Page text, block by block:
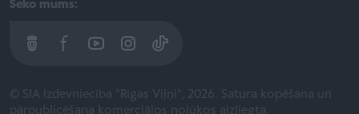
Seko mums:
© SIA Izdevniecība "Rīgas Viļņi", 2026. Satura kopēšana un
pārpublicēšana komerciālos nolūkos aizliegta.